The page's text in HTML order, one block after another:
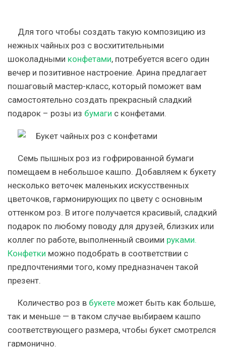
Для того чтобы создать такую композицию из
нежных чайных роз с восхитительными
шоколадными конфетами, потребуется всего один
вечер и позитивное настроение. Арина предлагает
пошаговый мастер-класс, который поможет вам
самостоятельно создать прекрасный сладкий
подарок – розы из бумаги с конфетами.
Семь пышных роз из гофрированной бумаги
помещаем в небольшое кашпо. Добавляем к букету
несколько веточек маленьких искусственных
цветочков, гармонирующих по цвету с основным
оттенком роз. В итоге получается красивый, сладкий
подарок по любому поводу для друзей, близких или
коллег по работе, выполненный своими руками.
Конфетки можно подобрать в соответствии с
предпочтениями того, кому предназначен такой
презент.
Количество роз в букете может быть как больше,
так и меньше — в таком случае выбираем кашпо
соответствующего размера, чтобы букет смотрелся
гармонично.